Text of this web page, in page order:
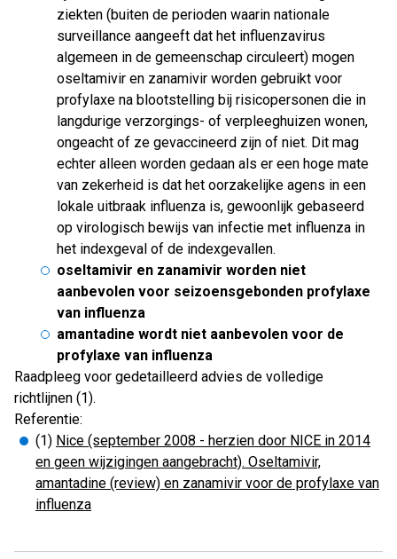
ziekten (buiten de perioden waarin nationale
surveillance aangeeft dat het influenzavirus
algemeen in de gemeenschap circuleert) mogen
oseltamivir en zanamivir worden gebruikt voor
profylaxe na blootstelling bij risicopersonen die in
langdurige verzorgings- of verpleeghuizen wonen,
ongeacht of ze gevaccineerd zijn of niet. Dit mag
echter alleen worden gedaan als er een hoge mate
van zekerheid is dat het oorzakelijke agens in een
lokale uitbraak influenza is, gewoonlijk gebaseerd
op virologisch bewijs van infectie met influenza in
het indexgeval of de indexgevallen.
oseltamivir en zanamivir worden niet
aanbevolen voor seizoensgebonden profylaxe
van influenza
amantadine wordt niet aanbevolen voor de
profylaxe van influenza
Raadpleeg voor gedetailleerd advies de volledige
richtlijnen (1).
Referentie:
(1) Nice (september 2008 - herzien door NICE in 2014
en geen wijzigingen aangebracht). Oseltamivir,
amantadine (review) en zanamivir voor de profylaxe van
influenza